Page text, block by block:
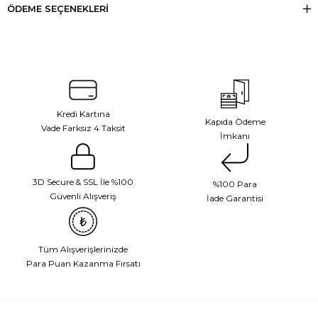
ÖDEME SEÇENEKLERI
Kredi Kartına
Vade Farksız 4 Taksit
Kapıda Ödeme
İmkanı
3D Secure & SSL İle %100
Güvenli Alışveriş
%100 Para
İade Garantisi
Tüm Alışverişlerinizde
Para Puan Kazanma Fırsatı